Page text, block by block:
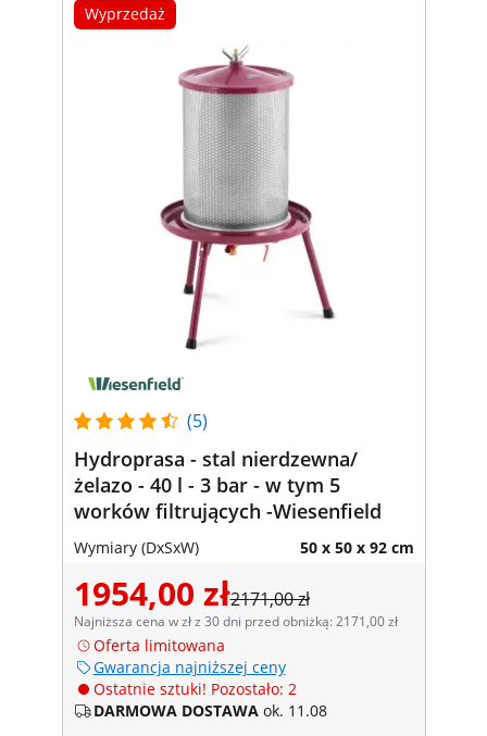
Wyprzedaż
(5)
Hydroprasa - stal nierdzewna/
żelazo - 40 l - 3 bar - w tym 5
worków filtrujących -Wiesenfield
Wymiary (DxSxW) 50 x 50 x 92 cm
1954,00 zł2171,00 zł
Najniższa cena w zł z 30 dni przed obniżką: 2171,00 zł
Oferta limitowana
Gwarancja najniższej ceny
Ostatnie sztuki! Pozostało: 2
DARMOWA DOSTAWA ok. 11.08